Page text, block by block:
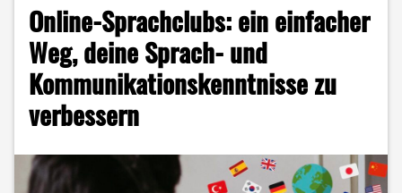
Online-Sprachclubs: ein einfacher
Weg, deine Sprach- und
Kommunikationskenntnisse zu
verbessern